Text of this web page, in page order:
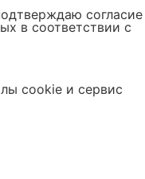
согласие
в соответствии с
cookie и сервис